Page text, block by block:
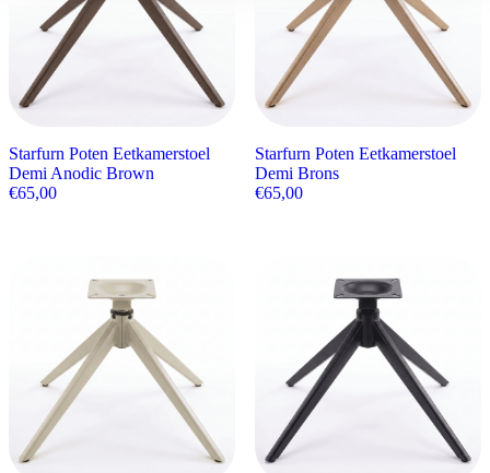
Starfurn Poten Eetkamerstoel
Demi Anodic Brown
€65,00
Starfurn Poten Eetkamerstoel
Demi Brons
€65,00